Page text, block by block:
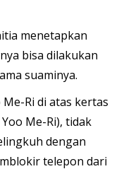
menetapkan
bisa dilakukan
suaminya.
Ri di atas kertas
Me-Ri), tidak
dengan
telepon dari